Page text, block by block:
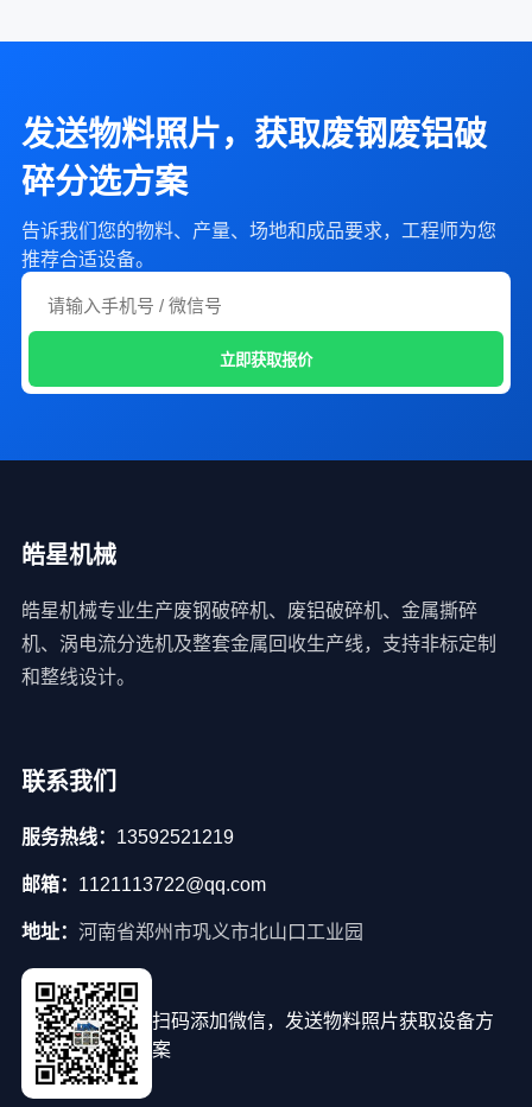
发送物料照片，获取废钢废铝破
碎分选方案
告诉我们您的物料、产量、场地和成品要求，工程师为您
推荐合适设备。
立即获取报价
皓星机械
皓星机械专业生产废钢破碎机、废铝破碎机、金属撕碎
机、涡电流分选机及整套金属回收生产线，支持非标定制
和整线设计。
联系我们
服务热线： 13592521219
邮箱： 1121113722@qq.com
地址： 河南省郑州市巩义市北山口工业园
扫码添加微信，发送物料照片获取设备方
案